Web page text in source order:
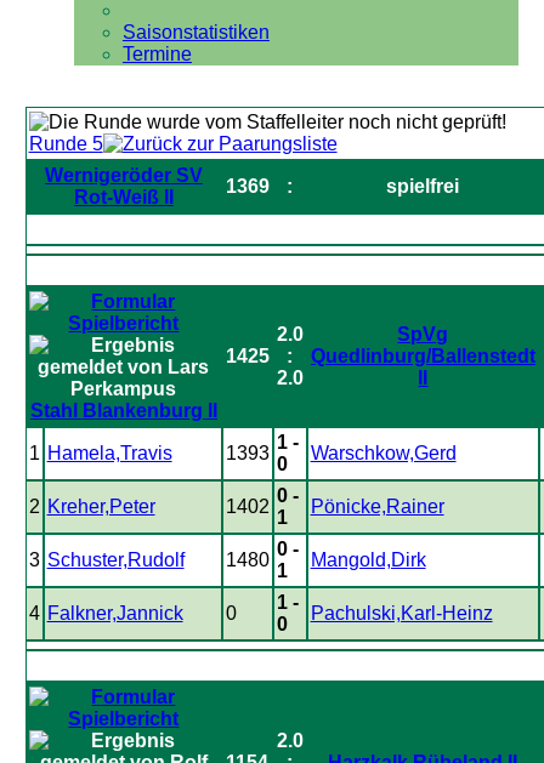
Saisonstatistiken
Termine
Runde 5
Wernigeröder SV
Rot-Weiß II
1369 : spielfrei
Stahl Blankenburg II
1425
2.0
:
2.0
SpVg
Quedlinburg/Ballenstedt
1 Hamela,Travis 1393
1 -
0
Warschkow,Gerd
2 Kreher,Peter 1402
0 -
1
Pönicke,Rainer
3 Schuster,Rudolf 1480
0 -
1
Mangold,Dirk
4 Falkner,Jannick 0
1 -
0
Pachulski,Karl-Heinz
2.0